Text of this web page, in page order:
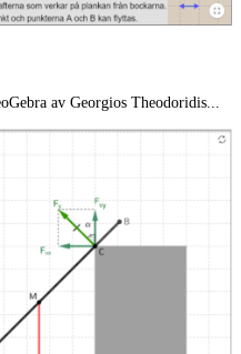
av Ge­or­gi­os The­odo­ri­dis...